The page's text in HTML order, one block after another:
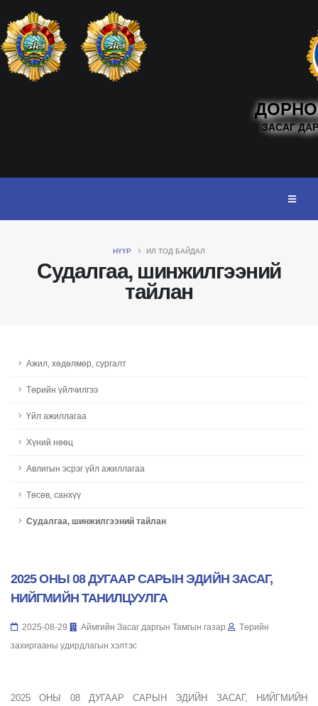
ЗАСАГ
НҮҮР ИЛ ТОД БАЙДАЛ
Судалгаа, шинжилгээний
тайлан
Ажил, хөдөлмөр, сургалт
Төрийн үйлчилгээ
Үйл ажиллагаа
Хүний нөөц
Авлигын эсрэг үйл ажиллагаа
Төсөв, санхүү
Судалгаа, шинжилгээний тайлан
2025 ОНЫ 08 ДУГААР САРЫН ЭДИЙН ЗАСАГ,
НИЙГМИЙН ТАНИЛЦУУЛГА
2025-08-29 Аймгийн Засаг даргын Тамгын газар
Төрийн
захиргааны удирдлагын хэлтэс
2025 ОНЫ 08 ДУГААР САРЫН ЭДИЙН ЗАСАГ, НИЙГМИЙН